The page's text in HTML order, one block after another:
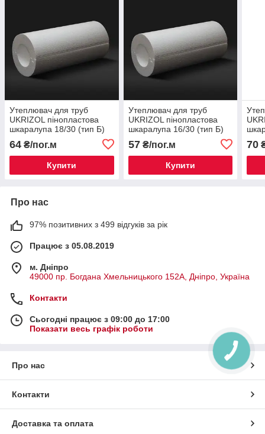
Утеплювач для труб
UKRIZOL пінопластова
шкаралупа 18/30 (тип Б)
64 ₴/пог.м
Купити
Утеплювач для труб
UKRIZOL пінопластова
шкаралупа 16/30 (тип Б)
57₴/пог.м
Купити
70
Про нас
97% позитивних з 499 відгуків за рік
Працює з 05.08.2019
м. Дніпро
49000 пр. Богдана Хмельницького 152А, Дніпро, Україна
Контакти
Сьогодні працює з 09:00 до 17:00
Показати весь графік роботи
Про нас
Контакти
Доставка та оплата